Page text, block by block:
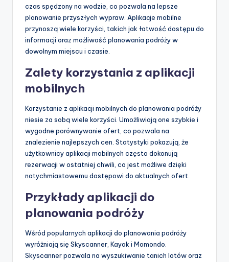
czas spędzony na wodzie, co pozwala na lepsze
planowanie przyszłych wypraw. Aplikacje mobilne
przynoszą wiele korzyści, takich jak łatwość dostępu do
informacji oraz możliwość planowania podróży w
dowolnym miejscu i czasie.
Zalety korzystania z aplikacji
mobilnych
Korzystanie z aplikacji mobilnych do planowania podróży
niesie za sobą wiele korzyści. Umożliwiają one szybkie i
wygodne porównywanie ofert, co pozwala na
znalezienie najlepszych cen. Statystyki pokazują, że
użytkownicy aplikacji mobilnych często dokonują
rezerwacji w ostatniej chwili, co jest możliwe dzięki
natychmiastowemu dostępowi do aktualnych ofert.
Przykłady aplikacji do
planowania podróży
Wśród popularnych aplikacji do planowania podróży
wyróżniają się Skyscanner, Kayak i Momondo.
Skyscanner pozwala na wyszukiwanie tanich lotów oraz